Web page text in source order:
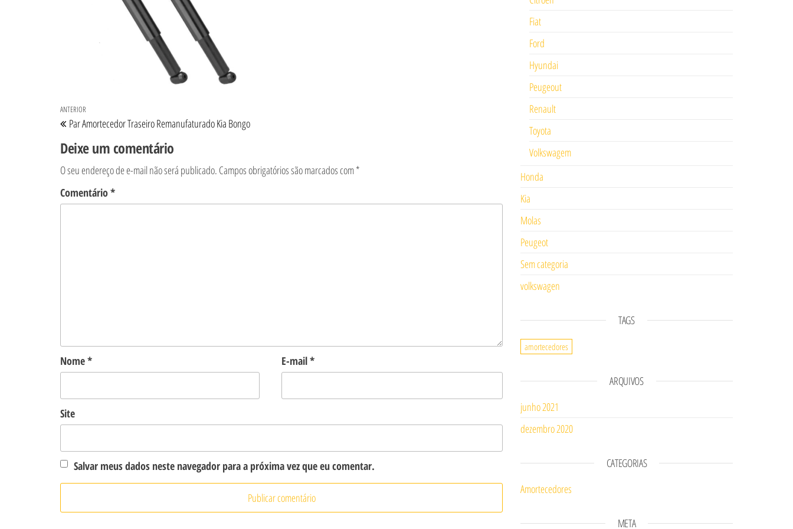
Navegação de Post
Post anterior
ANTERIOR
Par Amortecedor Traseiro Remanufaturado Kia Bongo
Deixe um comentário
O seu endereço de e-mail não será publicado. Campos obrigatórios são marcados com*
Comentário*
Nome* E-mail*
Site
Salvar meus dados neste navegador para a próxima vez que eu comentar.
Fiat
Ford
Hyundai
Peugeout
Renault
Toyota
Volkswagem
Honda
Kia
Molas
Peugeot
Sem categoria
volkswagen
TAGS
amortecedores
ARQUIVOS
junho 2021
dezembro 2020
CATEGORIAS
Amortecedores
META